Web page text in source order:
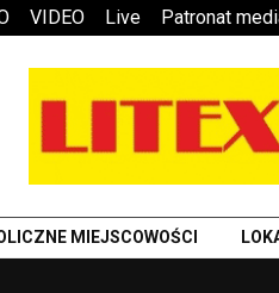
VIDEO Live Patronat
MIEJSCOWOŚCI